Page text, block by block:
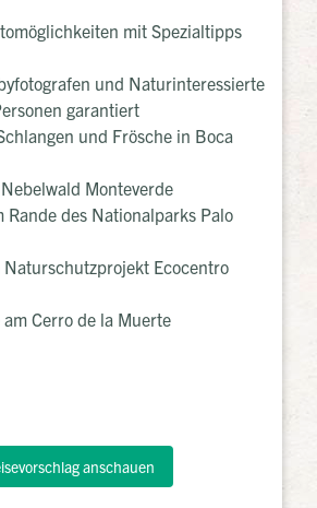
mit Spezialtipps
und Naturinteressierte
garantiert
und Frösche in Boca
Monteverde
Rande des Nationalparks Palo
Naturschutzprojekt Ecocentro
Cerro de la Muerte
anschauen